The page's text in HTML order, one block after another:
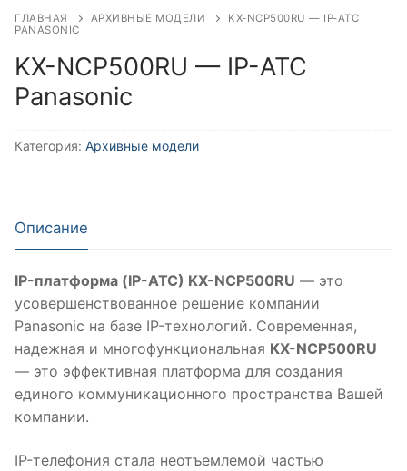
ГЛАВНАЯ АРХИВНЫЕ МОДЕЛИ
KX-NCP500RU — IP-АТС
PANASONIC
KX-NCP500RU — IP-АТС
Panasonic
Категория: Архивные модели
Описание
IP-платформа (IP-АТС) KX-NCP500RU — это
усовершенствованное решение компании
Panasonic на базе IP-технологий. Современная,
надежная и многофункциональная KX-NCP500RU
— это эффективная платформа для создания
единого коммуникационного пространства Вашей
компании.
IP-телефония стала неотъемлемой частью